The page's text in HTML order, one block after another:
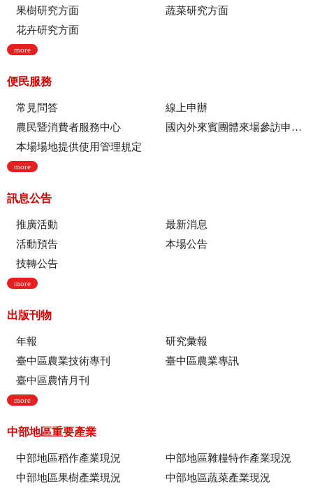
果樹研究方面
蔬菜研究方面
花卉研究方面
more
便民服務
常見問答
線上申辦
農民暨消費者服務中心
國內外來賓團體來場參訪申請流程
本場場地提供使用管理規定
more
訊息公告
推廣活動
最新消息
活動預告
本場公告
技轉公告
more
出版刊物
年報
研究彙報
臺中區農業技術專刊
臺中區農業專訊
臺中區農情月刊
more
中部地區重要產業
中部地區稻作產業現況
中部地區雜糧特作產業現況
中部地區果樹產業現況
中部地區蔬菜產業現況